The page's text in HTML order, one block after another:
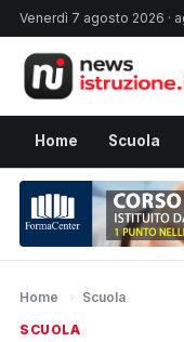
Venerdì 7 agosto 2026 ·
Home Scuola
Home › Scuola
SCUOLA